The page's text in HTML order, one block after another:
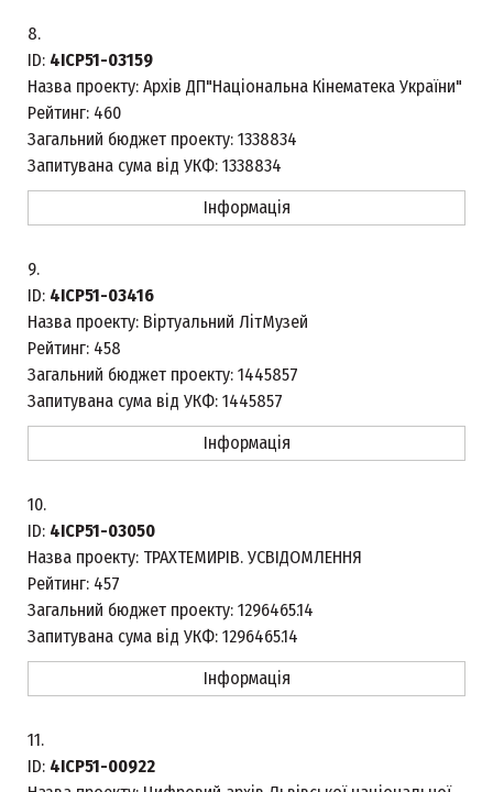
8.
ID: 4ICP51-03159
Назва проекту: Архів ДП"Національна Кінематека України"
Рейтинг: 460
Загальний бюджет проекту: 1338834
Запитувана сума від УКФ: 1338834
Інформація
9.
ID: 4ICP51-03416
Назва проекту: Віртуальний ЛітМузей
Рейтинг: 458
Загальний бюджет проекту: 1445857
Запитувана сума від УКФ: 1445857
Інформація
10.
ID: 4ICP51-03050
Назва проекту: ТРАХТЕМИРІВ. УСВІДОМЛЕННЯ
Рейтинг: 457
Загальний бюджет проекту: 1296465.14
Запитувана сума від УКФ: 1296465.14
Інформація
11.
ID: 4ICP51-00922